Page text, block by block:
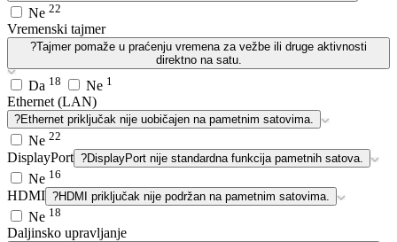
Ne 22
Vremenski tajmer
?Tajmer pomaže u praćenju vremena za vežbe ili druge aktivnosti
direktno na satu.
Da 18 Ne 1
Ethernet (LAN)
?Ethernet priključak nije uobičajen na pametnim satovima.
Ne 22
DisplayPort ?DisplayPort nije standardna funkcija pametnih satova.
Ne 16
HDMI ?HDMI priključak nije podržan na pametnim satovima.
Ne 18
Daljinsko upravljanje